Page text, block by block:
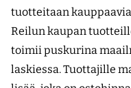
tuotteitaan
Reilun kaupan
toimii puskurina
laskiessa. Tuottajille